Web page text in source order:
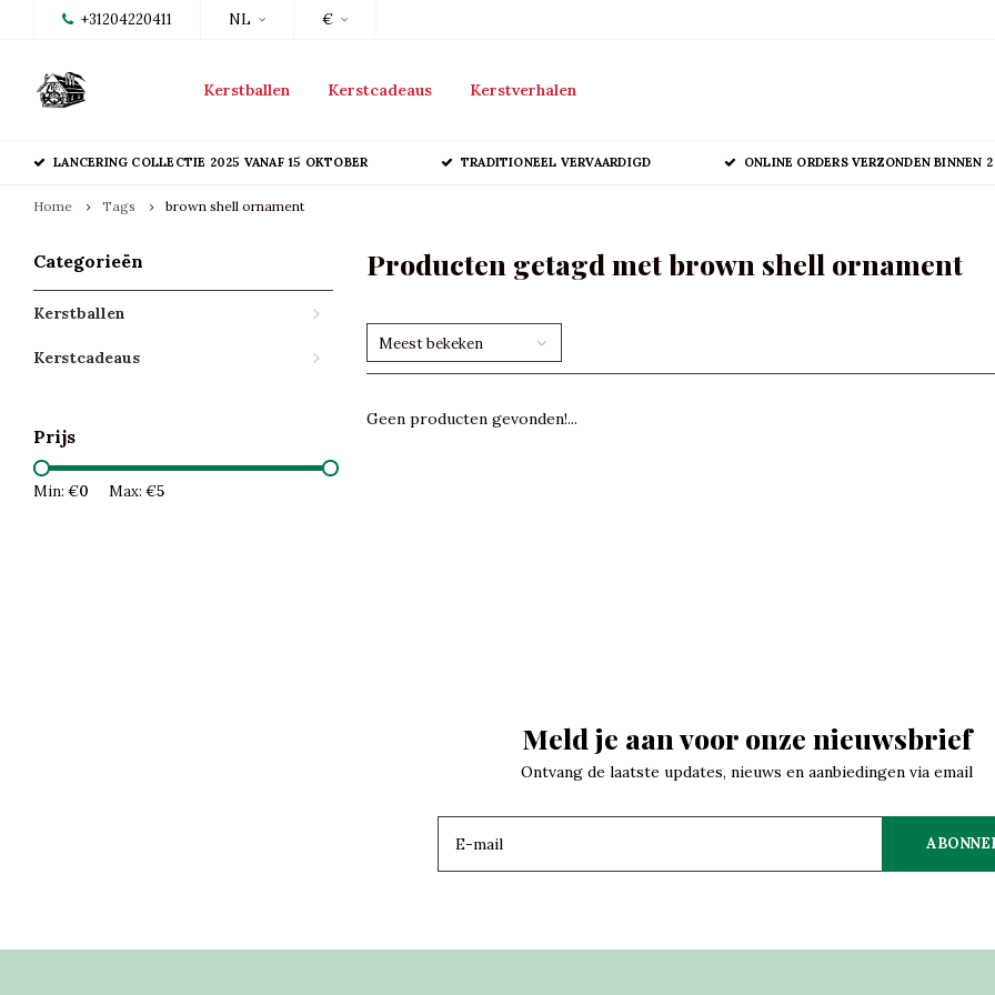
+31204220411 NL €
Kerstballen Kerstcadeaus Kerstverhalen
LANCERING COLLECTIE 2025 VANAF 15 OKTOBER TRADITIONEEL VERVAARDIGD ONLINE ORDERS VERZONDEN BINNEN
Home Tags brown shell ornament
Categorieën
Kerstballen
Kerstcadeaus
Prijs
Min: €0 Max: €5
Producten getagd met brown shell ornament
Meest bekeken
Geen producten gevonden!...
Meld je aan voor onze nieuwsbrief
Ontvang de laatste updates, nieuws en aanbiedingen via email